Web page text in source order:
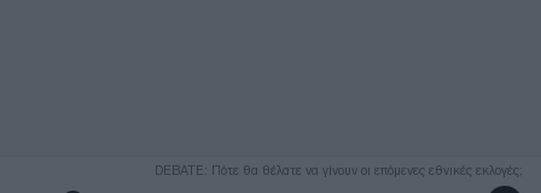
DEBATE: Πότε θα θέλατε να γίνουν οι επόμενες εθνικές εκλογές;